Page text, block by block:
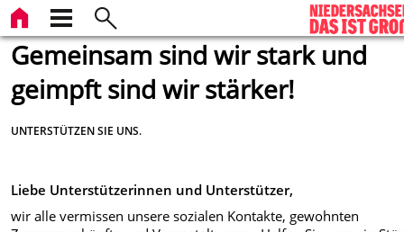
Gemeinsam sind wir stark und
geimpft sind wir stärker!
UNTERSTÜTZEN SIE UNS.
Liebe Unterstützerinnen und Unterstützer,
wir alle vermissen unsere sozialen Kontakte, gewohnten